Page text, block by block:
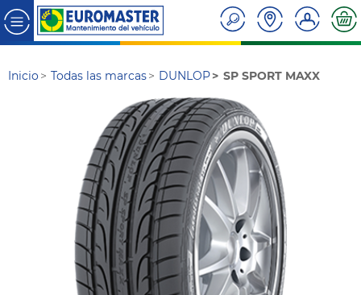
Inicio Todas las marcas DUNLOP SP SPORT MAXX